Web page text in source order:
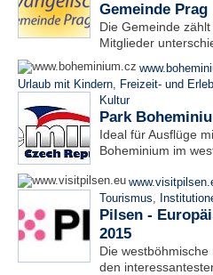
Gemeinde Prag
Die Gemeinde
Mitglieder
Urlaub mit Kindern, Freizeit- und
Kultur
Park
Ideal für Ausflüge
Boheminium im
Tourismus,
Pilsen -
2015
Die
den